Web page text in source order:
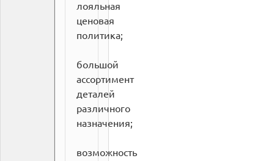
лояльная
ценовая
политика;
большой
ассортимент
деталей
различного
назначения;
возможность